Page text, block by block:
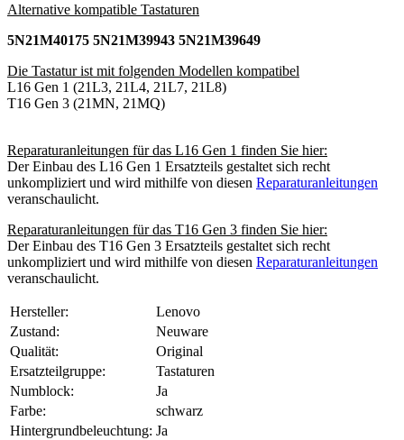
Alternative kompatible Tastaturen
5N21M40175 5N21M39943 5N21M39649
Die Tastatur ist mit folgenden Modellen kompatibel
L16 Gen 1 (21L3, 21L4, 21L7, 21L8)
T16 Gen 3 (21MN, 21MQ)
Reparaturanleitungen für das L16 Gen 1 finden Sie hier:
Der Einbau des L16 Gen 1 Ersatzteils gestaltet sich recht
unkompliziert und wird mithilfe von diesen Reparaturanleitungen
veranschaulicht.
Reparaturanleitungen für das T16 Gen 3 finden Sie hier:
Der Einbau des T16 Gen 3 Ersatzteils gestaltet sich recht
unkompliziert und wird mithilfe von diesen Reparaturanleitungen
veranschaulicht.
Hersteller:
Lenovo
Zustand:
Neuware
Qualität:
Original
Ersatzteilgruppe:
Tastaturen
Numblock:
Ja
Farbe:
schwarz
Hintergrundbeleuchtung: Ja